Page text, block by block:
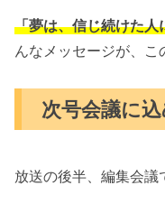
「夢は、信じ続けた人
んなメッセージが、こ
次号会議に
放送の後半、編集会議